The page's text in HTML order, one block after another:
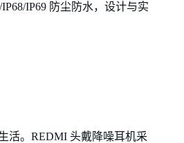
IP69 防尘防水，设计与实
活。REDMI 头戴降噪耳机采